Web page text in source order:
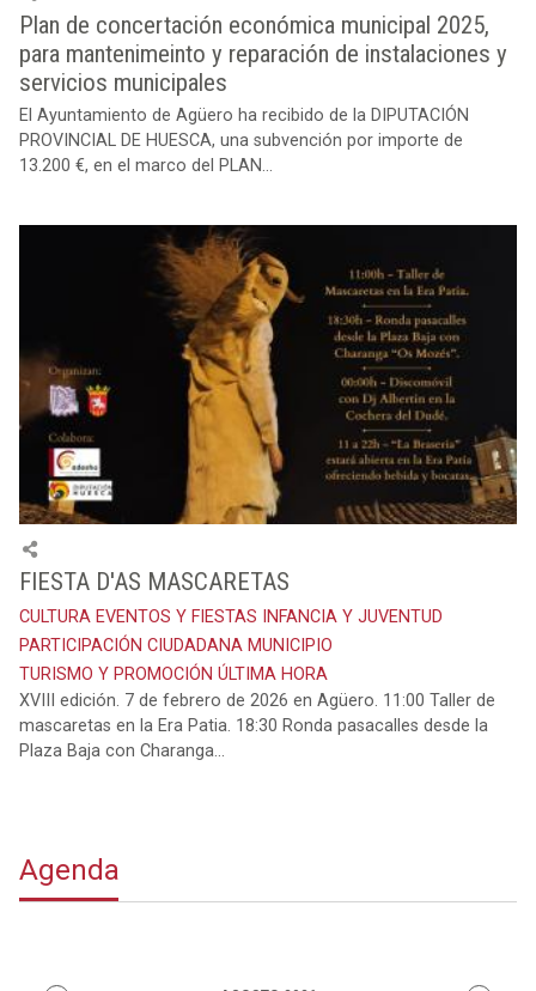
Plan de concertación económica municipal 2025,
para mantenimeinto y reparación de instalaciones y
servicios municipales
El Ayuntamiento de Agüero ha recibido de la DIPUTACIÓN
PROVINCIAL DE HUESCA, una subvención por importe de
13.200 €, en el marco del PLAN...
FIESTA D'AS MASCARETAS
CULTURA EVENTOS Y FIESTAS
INFANCIA Y JUVENTUD
PARTICIPACIÓN CIUDADANA MUNICIPIO
TURISMO Y PROMOCIÓN ÚLTIMA HORA
XVIII edición. 7 de febrero de 2026 en Agüero. 11:00 Taller de
mascaretas en la Era Patia. 18:30 Ronda pasacalles desde la
Plaza Baja con Charanga...
Agenda